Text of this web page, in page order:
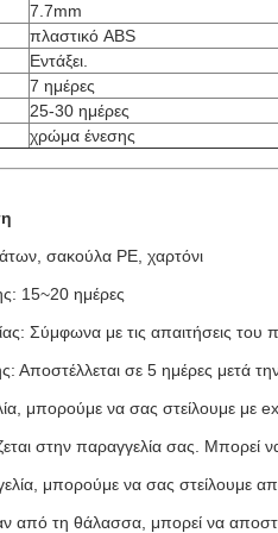
7.7mm
πλαστικό ABS
Εντάξει.
7 ημέρες
25-30 ημέρες
χρώμα ένεσης
σακούλα PE, χαρτόνι
15~20 ημέρες
Σύμφωνα με τις απαιτήσεις του
Αποστέλλεται σε 5 ημέρες μετά
μπορούμε να σας στείλουμε
στην παραγγελία σας. Μπορεί
μπορούμε να σας
από τη θάλασσα, μπορεί να